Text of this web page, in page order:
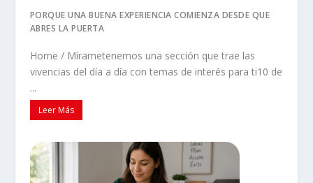
PORQUE UNA BUENA EXPERIENCIA COMIENZA DESDE QUE
ABRES LA PUERTA
Home / Mírametenemos una sección que trae las
vivencias del día a día con temas de interés para ti10 de
...
Leer Más